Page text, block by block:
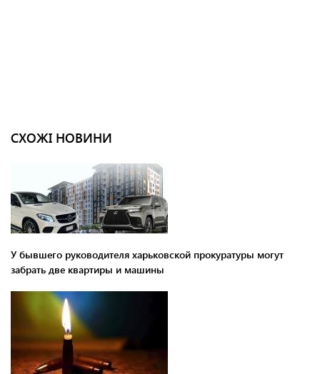
СХОЖІ НОВИНИ
У бывшего руководителя харьковской прокуратуры могут
забрать две квартиры и машины